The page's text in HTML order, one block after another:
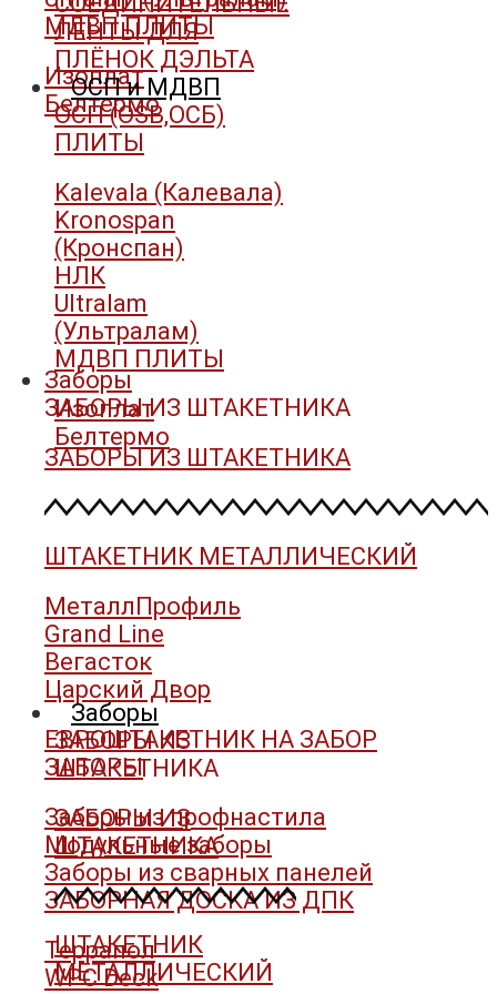
ЛЕНТЫ ДЛЯ
ПЛЁНОК ДЭЛЬТА
ОСП и МДВП
ОСП (OSB,ОСБ)
ПЛИТЫ
Kalevala (Калевала)
Kronospan
(Кронспан)
НЛК
Ultralam
(Ультралам)
МДВП ПЛИТЫ
Изоплат
Белтермо
Заборы
ЗАБОРЫ ИЗ
ШТАКЕТНИКА
ЗАБОРЫ ИЗ
ШТАКЕТНИКА
ШТАКЕТНИК
МЕТАЛЛИЧЕСКИЙ
МДВП ПЛИТЫ
Изоплат
Белтермо
Заборы
ЗАБОРЫ ИЗ ШТАКЕТНИКА
ЗАБОРЫ ИЗ ШТАКЕТНИКА
ШТАКЕТНИК МЕТАЛЛИЧЕСКИЙ
МеталлПрофиль
Grand Line
Вегасток
Царский Двор
ЕВРОШТАКЕТНИК НА ЗАБОР
ЗАБОРЫ
Заборы из профнастила
Модульные заборы
Заборы из сварных панелей
ЗАБОРНАЯ ДОСКА ИЗ ДПК
Террапол
WPC Deck